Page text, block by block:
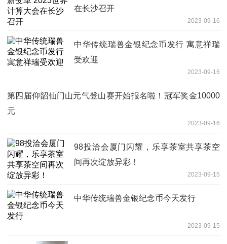
在长沙召开
2023-09-16
中华传统瑞兽金银纪念币发行 寓意祥瑞
受欢迎
2023-09-16
第四届仰韶仙门山元气登山赛开始报名啦！冠军奖金10000
元
2023-09-16
98投洽会厦门闪耀，乐享茶室共享茶空
间再次绽放异彩！
2023-09-15
中华传统瑞兽金银纪念币今天发行
2023-09-15